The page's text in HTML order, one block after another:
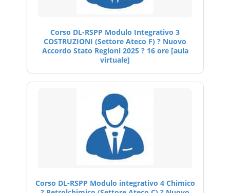
Corso DL-RSPP Modulo Integrativo 3
COSTRUZIONI (Settore Ateco F) ? Nuovo
Accordo Stato Regioni 2025 ? 16 ore [aula
virtuale]
Corso DL-RSPP Modulo integrativo 4 Chimico